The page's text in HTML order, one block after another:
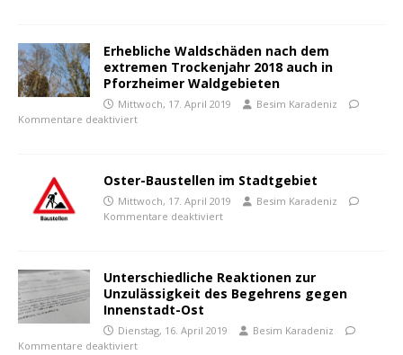
Erhebliche Waldschäden nach dem
extremen Trockenjahr 2018 auch in
Pforzheimer Waldgebieten
Mittwoch, 17. April 2019
Besim Karadeniz
Kommentare deaktiviert
Oster-Baustellen im Stadtgebiet
Mittwoch, 17. April 2019
Besim Karadeniz
Kommentare deaktiviert
Unterschiedliche Reaktionen zur
Unzulässigkeit des Begehrens gegen
Innenstadt-Ost
Dienstag, 16. April 2019
Besim Karadeniz
Kommentare deaktiviert